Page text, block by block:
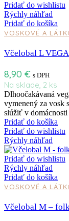
Pridať do wishlistu
Rýchly náhľad
Pridať do košíka
VOSKOVÉ A
Včelobal L
8,90 € s DPH
Na sklade, 2 ks
Dlhoočakávaná
vymenený za vosk
slúžiť v
Pridať do košíka
Pridať do wishlistu
Rýchly náhľad
Pridať do wishlistu
Rýchly náhľad
Pridať do košíka
VOSKOVÉ A
Včelobal M –